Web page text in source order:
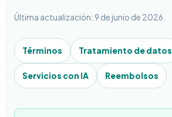
Última actualización: 9 de junio de 2026.
Términos Tratamiento de datos
Servicios con IA Reembolsos